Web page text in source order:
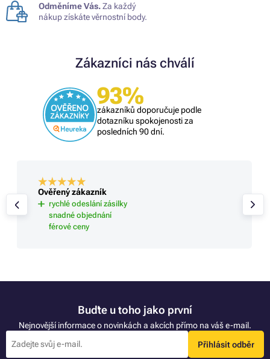
Odměníme Vás.Za každý
nákup získáte věrnostní body.
Zákazníci nás chválí
93%
zákazníků doporučuje podle
dotazníku spokojenosti za
posledních 90 dní.
Ověřený zákazník
rychlé odeslání zásilky
snadné objednání
férové ceny
Buďte u toho jako první
Nejnovější informace o novinkách a akcích přímo na váš e-mail.
Přihlásit odběr